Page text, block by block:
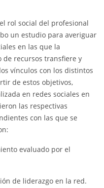
rol social del profesional
un estudio para averiguar
en las que la
recursos transfiere y
vínculos con los distintos
de estos objetivos,
en redes sociales en
las respectivas
con las que se
evaluado por el
de liderazgo en la red.